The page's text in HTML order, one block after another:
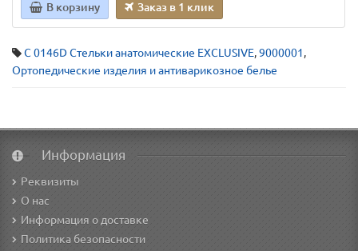
В корзину Заказ в 1 клик
С 0146D Стельки анатомические EXCLUSIVE,9000001,
Ортопедические изделия и антиварикозное белье
Информация
Реквизиты
О нас
Информация о доставке
Политика безопасности